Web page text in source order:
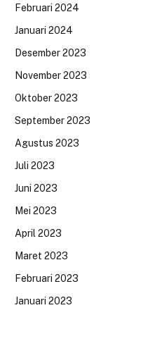
Februari 2024
Januari 2024
Desember 2023
November 2023
Oktober 2023
September 2023
Agustus 2023
Juli 2023
Juni 2023
Mei 2023
April 2023
Maret 2023
Februari 2023
Januari 2023